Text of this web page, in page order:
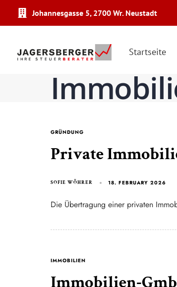
Johannesgasse 5, 2700 Wr. Neustadt
Startseite
GRÜNDUNG
Private
SOFIE WÖHRER 18. FEBRUARY 2026
Die Übertragung einer privaten
IMMOBILIEN
Immobilien-